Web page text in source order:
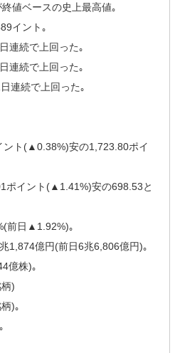
値ベースの史上最高値｡
イント｡
連続で上回った｡
連続で上回った｡
連続で上回った｡
ント(▲0.38%)安の1,723.80ポイ
ポイント(▲1.41%)安の698.53と
前日▲1.92%)｡
1,874億円(前日6兆6,806億円)｡
億株)｡
)
)｡